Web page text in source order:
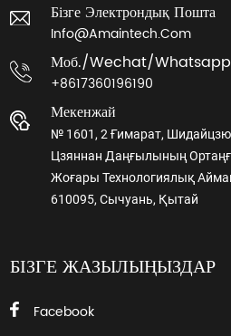
Бізге Электрондық Пошта
Info@amaintech.com
Моб./wechat/whatsapp
+8617360196190
Мекенжай
№ 1601, 2 Ғимарат,
Цзяннан Даңғылының
Жоғары Технологиялық
610095, Сычуань, Қытай
БІЗГЕ ЖАЗЫЛЫҢЫЗДАР
Facebook